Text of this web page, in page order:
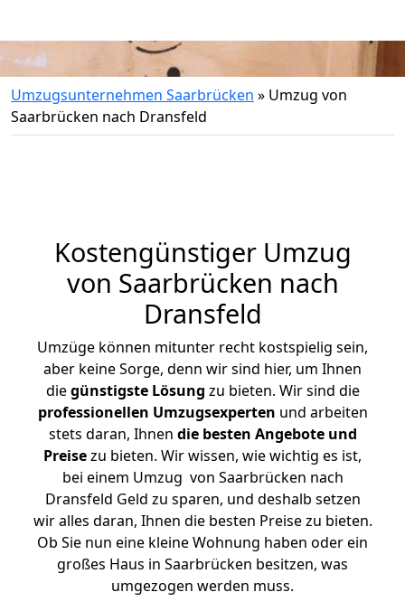
Umzugsunternehmen Saarbrücken » Umzug von
Saarbrücken nach Dransfeld
Kostengünstiger Umzug
von Saarbrücken nach
Dransfeld
Umzüge können mitunter recht kostspielig sein,
aber keine Sorge, denn wir sind hier, um Ihnen
diegünstigste Lösung zu bieten. Wir sind die
professionellen Umzugsexperten und arbeiten
stets daran, Ihnen die besten Angebote und
Preisezu bieten. Wir wissen, wie wichtig es ist,
bei einem Umzug von Saarbrücken nach
Dransfeld Geld zu sparen, und deshalb setzen
wir alles daran, Ihnen die besten Preise zu bieten.
Ob Sie nun eine kleine Wohnung haben oder ein
großes Haus in Saarbrücken besitzen, was
umgezogen werden muss.